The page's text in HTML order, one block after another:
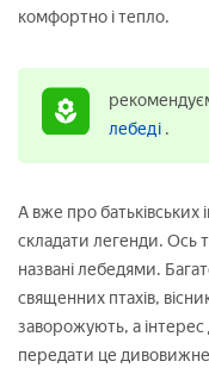
комфортно і тепло.
лебеді .
А вже про батьківських
складати легенди. Ось
названі лебедями.
священних птахів,
заворожують, а інтерес
передати це